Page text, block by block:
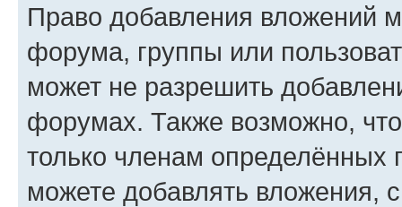
Право добавления вложений
форума, группы или
может не разрешить
форумах. Также возможно,
только членам определённых
можете добавлять вложения,